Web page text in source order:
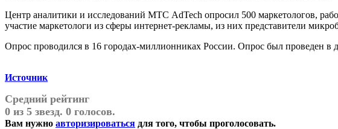
Центр аналитики и исследований МТС AdTech опросил 500 маркетологов,
участие маркетологи из сферы интернет-рекламы, из них представители
Опрос проводился в 16 городах-миллионниках России. Опрос был проведен в
Источник
Средний рейтинг
0 из 5 звезд. 0 голосов.
Вам нужно авторизироваться для того, чтобы проголосовать.